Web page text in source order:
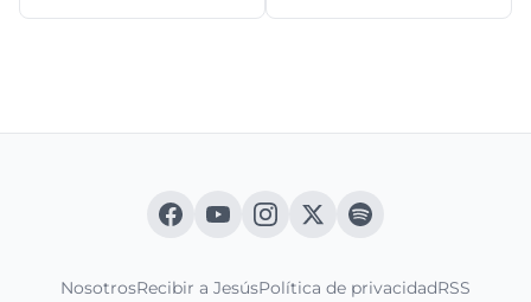
NosotrosRecibir a JesúsPolítica de privacidadRSS